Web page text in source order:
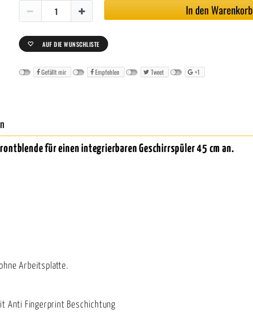
In den Warenkorb
AUF DIE WUNSCHLISTE
Gefällt mir Empfehlen Tweet +1
für einen integrierbaren Geschirrspüler 45 cm an.
Arbeitsplatte.
Anti Fingerprint Beschichtung